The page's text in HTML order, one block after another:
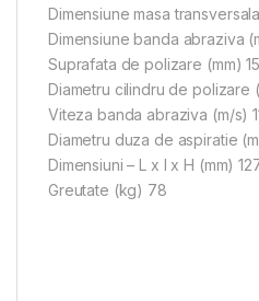
Dimensiune masa
Dimensiune banda abraziva
Suprafata de polizare (mm)
Diametru cilindru de polizare
Viteza banda abraziva (m/s)
Diametru duza de aspiratie
Dimensiuni – L x l x H (mm)
Greutate (kg) 78